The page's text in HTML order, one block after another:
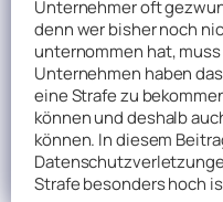
Unternehmer oft
denn wer bisher noch
unternommen hat,
Unternehmen haben
eine Strafe zu
können und deshalb
können. In diesem
Strafe besonders hoch